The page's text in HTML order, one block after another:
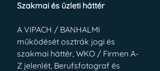
Szakmai és üzleti háttér
A VIPACH / BANHALMI
működését osztrák jogi és
szakmai háttér, WKO / Firmen A-
Z jelenlét, Berufsfotograf és